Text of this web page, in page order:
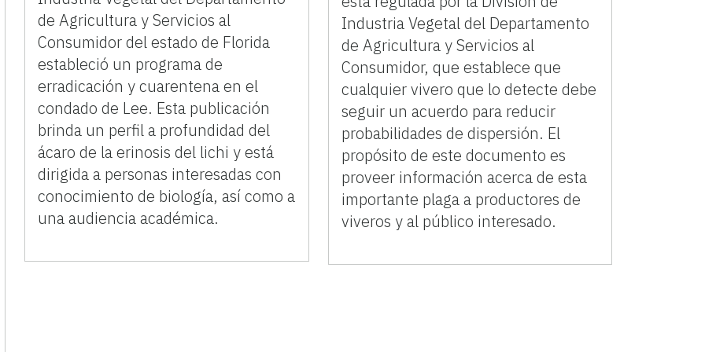
de Agricultura y Servicios al
Consumidor del estado de Florida
estableció un programa de
erradicación y cuarentena en el
condado de Lee. Esta publicación
brinda un perfil a profundidad del
ácaro de la erinosis del lichi y está
dirigida a personas interesadas con
conocimiento de biología, así como a
una audiencia académica.
Industria Vegetal del Departamento
de Agricultura y Servicios al
Consumidor, que establece que
cualquier vivero que lo detecte debe
seguir un acuerdo para reducir
probabilidades de dispersión. El
propósito de este documento es
proveer información acerca de esta
importante plaga a productores de
viveros y al público interesado.